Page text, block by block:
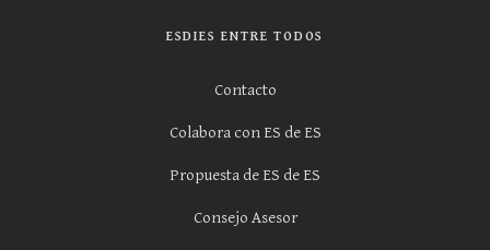
ESDIES ENTRE TODOS
Contacto
Colabora con ES de ES
Propuesta de ES de ES
Consejo Asesor